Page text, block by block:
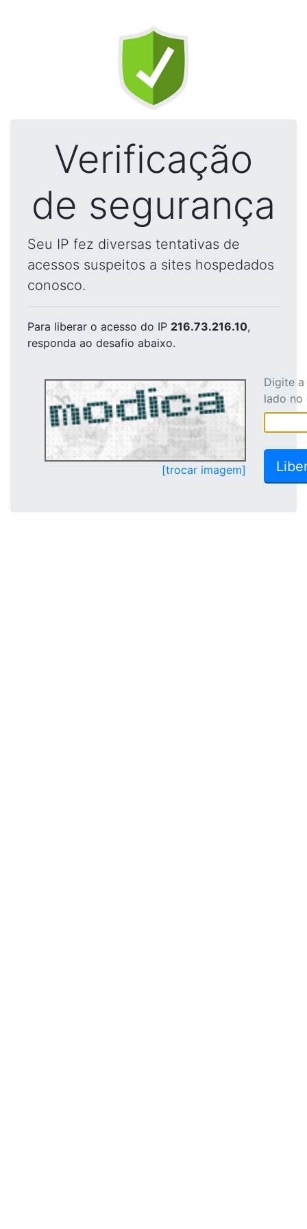
Verificação
de segurança
Seu IP fez diversas tentativas de
acessos suspeitos a sites hospedados
conosco.
Para liberar o acesso do IP 216.73.216.10,
responda ao desafio abaixo.
[trocar imagem]
Digite
lado no